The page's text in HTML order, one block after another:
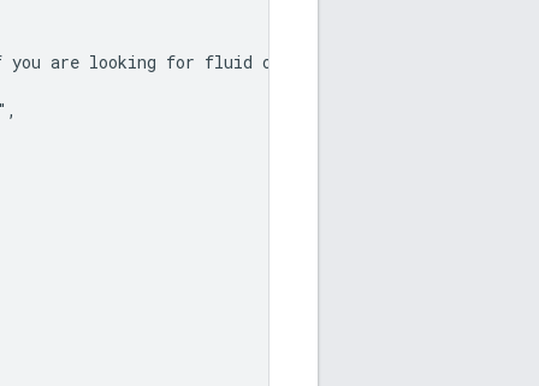
are looking for fluid ounces there are 15.34